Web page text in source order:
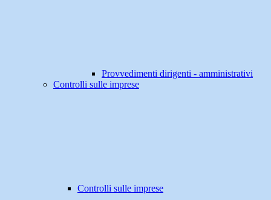
Provvedimenti dirigenti - amministrativi
Controlli sulle imprese
Controlli sulle imprese